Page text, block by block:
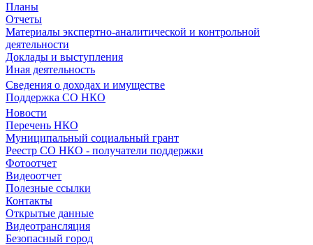
Планы
Отчеты
Материалы экспертно-аналитической и контрольной
деятельности
Доклады и выступления
Иная деятельность
Сведения о доходах и имуществе
Поддержка СО НКО
Новости
Перечень НКО
Муниципальный социальный грант
Реестр СО НКО - получатели поддержки
Фотоотчет
Видеоотчет
Полезные ссылки
Контакты
Открытые данные
Видеотрансляция
Безопасный город